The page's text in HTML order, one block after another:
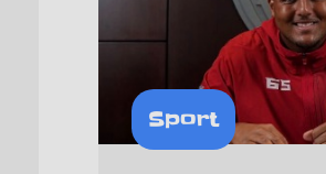
Sport